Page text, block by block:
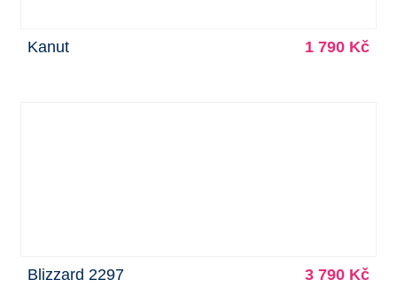
Kanut 1 790 Kč
Blizzard 2297 3 790 Kč